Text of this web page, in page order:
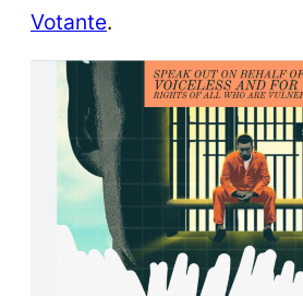
Votante.